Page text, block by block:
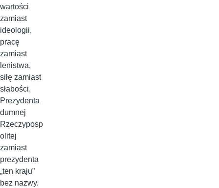
wartości
zamiast
ideologii,
pracę
zamiast
lenistwa,
siłę zamiast
słabości,
Prezydenta
dumnej
Rzeczyposp
olitej
zamiast
prezydenta
„ten kraju”
bez nazwy.